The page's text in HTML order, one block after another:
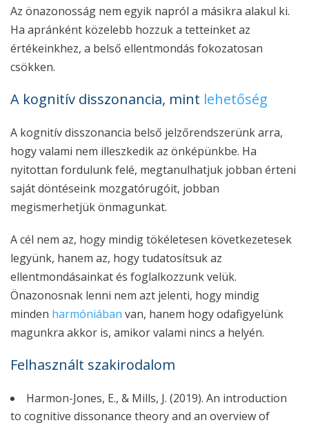
Az önazonosság nem egyik napról a másikra alakul ki.
Ha apránként közelebb hozzuk a tetteinket az
értékeinkhez, a belső ellentmondás fokozatosan
csökken.
A kognitív disszonancia, mint lehetőség
A kognitív disszonancia belső jelzőrendszerünk arra,
hogy valami nem illeszkedik az önképünkbe. Ha
nyitottan fordulunk felé, megtanulhatjuk jobban érteni
saját döntéseink mozgatórugóit, jobban
megismerhetjük önmagunkat.
A cél nem az, hogy mindig tökéletesen következetesek
legyünk, hanem az, hogy tudatosítsuk az
ellentmondásainkat és foglalkozzunk velük.
Önazonosnak lenni nem azt jelenti, hogy mindig
minden harmóniában van, hanem hogy odafigyelünk
magunkra akkor is, amikor valami nincs a helyén.
Felhasznált szakirodalom
Harmon-Jones, E., & Mills, J. (2019). An introduction
to cognitive dissonance theory and an overview of